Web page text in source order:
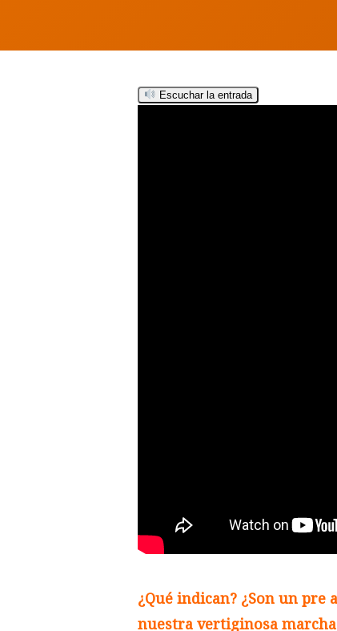
Escuchar la entrada
¿Qué indican? ¿Son un
nuestra vertiginosa